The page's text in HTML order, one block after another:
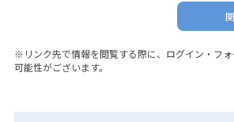
※リンク先で情報を閲覧する際に、ログイン・フ
可能性がございます。